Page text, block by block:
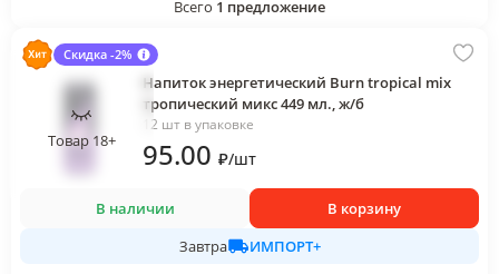
Всего 1 предложение
Скидка -2%
Товар 18+
Напиток энергетический Burn tropical mix
тропический микс 449 мл., ж/б
12 шт в упаковке
95.00 ₽/шт
В наличии
В корзину
Завтра
ИМПОРТ+